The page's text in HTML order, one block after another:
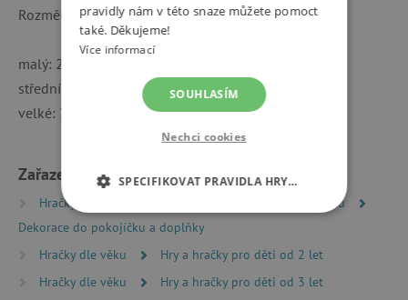
Rozměry kufříků:
malý: 20 x 15 x 8,5 cm
střední: 25 x 18 x 9 cm
velké: 30 x 21 x 9,5 cm
Zařazeno v kategoriích
Hračky dle typu
Dekorace a doplňky do pokojíčku
Dekorace do pokojíčku a doplňky
Hračky dle věku
Hry a hračky pro děti od 2 let
Hračky dle věku
Hry a hračky pro děti od 3 let
pravidly nám v této snaze můžete pomoct
také. Děkujeme!
Více informací
SOUHLASÍM
Nechci cookies
SPECIFIKOVAT PRAVIDLA HRY…
NEZBYTNĚ NUTNÉ COOKIES
ANALYTICKÉ COOKIES